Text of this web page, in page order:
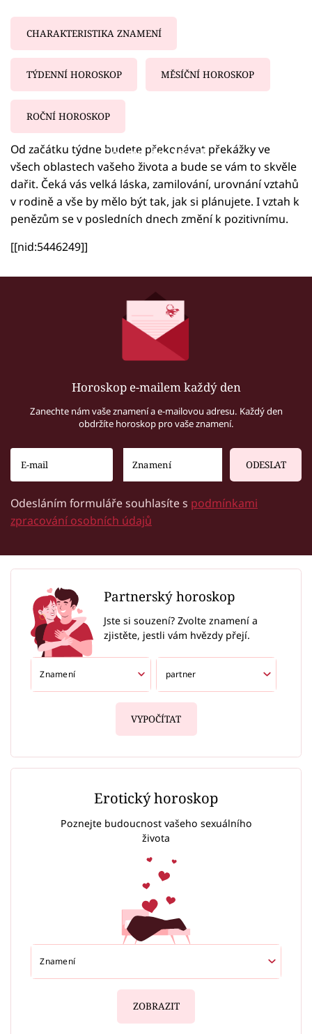
Sledujte nás
CHARAKTERISTIKA ZNAMENÍ
TÝDENNÍ HOROSKOP MĚSÍČNÍ HOROSKOP
ROČNÍ HOROSKOP
Failed to fetch
Od začátku týdne budete překonávat překážky ve
všech oblastech vašeho života a bude se vám to skvěle
dařit. Čeká vás velká láska, zamilování, urovnání vztahů
v rodině a vše by mělo být tak, jak si plánujete. I vztah k
penězům se v posledních dnech změní k pozitivnímu.
[[nid:5446249]]
Horoskop e-mailem každý den
Zanechte nám vaše znamení a e-mailovou adresu. Každý den
obdržíte horoskop pro vaše znamení.
ODESLAT
Odesláním formuláře souhlasíte s podmínkami
zpracování osobních údajů
Partnerský horoskop
Jste si souzení? Zvolte znamení a
zjistěte, jestli vám hvězdy přejí.
VYPOČÍTAT
Erotický horoskop
Poznejte budoucnost vašeho sexuálního
života
ZOBRAZIT